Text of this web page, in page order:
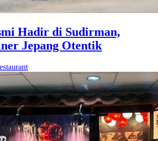
Hadir di Sudirman,
Jepang Otentik